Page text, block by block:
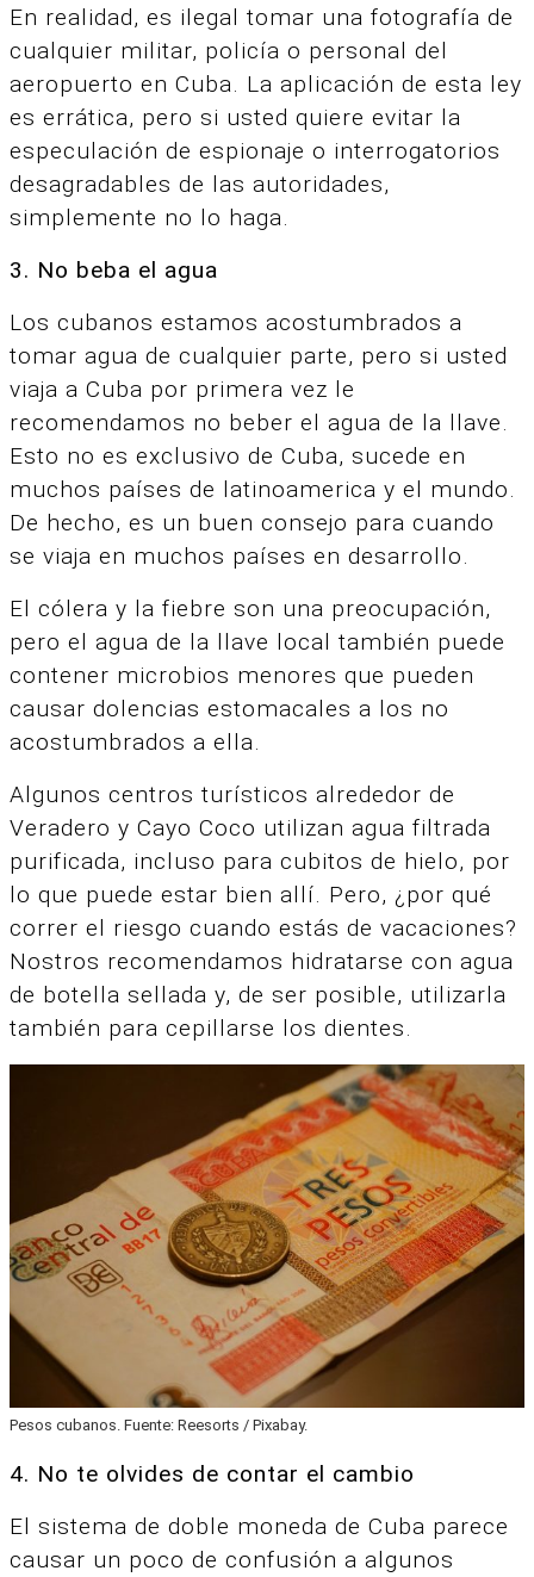
En realidad, es ilegal tomar una fotografía de
cualquier militar, policía o personal del
aeropuerto en Cuba. La aplicación de esta ley
es errática, pero si usted quiere evitar la
especulación de espionaje o interrogatorios
desagradables de las autoridades,
simplemente no lo haga.
3. No beba el agua
Los cubanos estamos acostumbrados a
tomar agua de cualquier parte, pero si usted
viaja a Cuba por primera vez le
recomendamos no beber el agua de la llave.
Esto no es exclusivo de Cuba, sucede en
muchos países de latinoamerica y el mundo.
De hecho, es un buen consejo para cuando
se viaja en muchos países en desarrollo.
El cólera y la fiebre son una preocupación,
pero el agua de la llave local también puede
contener microbios menores que pueden
causar dolencias estomacales a los no
acostumbrados a ella.
Algunos centros turísticos alrededor de
Veradero y Cayo Coco utilizan agua filtrada
purificada, incluso para cubitos de hielo, por
lo que puede estar bien allí. Pero, ¿por qué
correr el riesgo cuando estás de vacaciones?
Nostros recomendamos hidratarse con agua
de botella sellada y, de ser posible, utilizarla
también para cepillarse los dientes.
Pesos cubanos. Fuente: Reesorts / Pixabay.
4. No te olvides de contar el cambio
El sistema de doble moneda de Cuba parece
causar un poco de confusión a algunos